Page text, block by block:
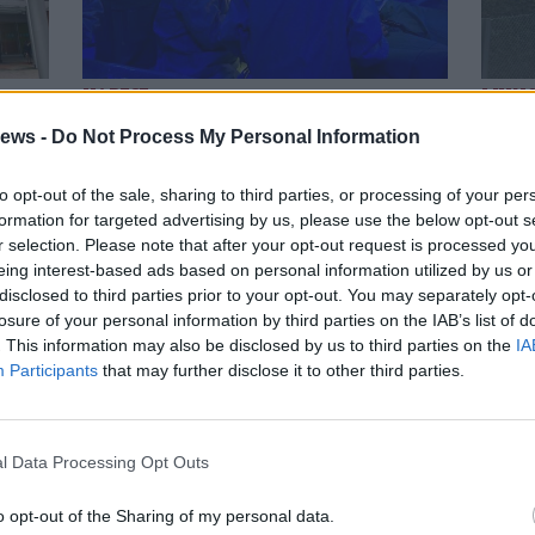
- Do Not Process My Personal Information
opt-out of the sale, sharing to third parties, or processing of your
for targeted advertising by us, please use the below opt-out
selection. Please note that after your opt-out request is processed
interest-based ads based on personal information utilized by us
to third parties prior to your opt-out. You may separately
of your personal information by third parties on the IAB’s list of
This information may also be disclosed by us to third parties on the
Participants that may further disclose it to other third parties.
Data Processing Opt Outs
opt-out of the Sharing of my personal data.
VARESE
Stessa qualità in tutti gli
ospedali: la chirurgia è
in ospedale scatta il piano
i letti che verranno ridotti nei prossimi mesi al Circolo e al
A Tradate la riduzione sarà di 50 posti mentre nel Verbano
trentina
critici per Tradate e Angera: il
consigliere regionale, chiede un intervento del
Maroni per rivedere l’organizzazione della Asst previste